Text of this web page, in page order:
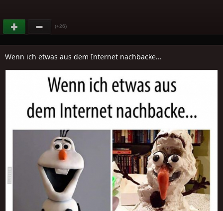
(+26)
Wenn ich etwas aus dem Internet nachbacke...